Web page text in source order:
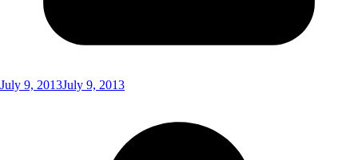
July 9, 2013July 9, 2013